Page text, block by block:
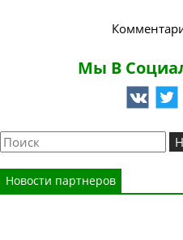
Мы В
Новости партнеров